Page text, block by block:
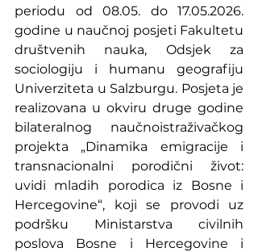
periodu od 08.05. do 17.05.2026.
godine u naučnoj posjeti Fakultetu
društvenih nauka, Odsjek za
sociologiju i humanu geografiju
Univerziteta u Salzburgu. Posjeta je
realizovana u okviru druge godine
bilateralnog naučnoistraživačkog
projekta „Dinamika emigracije i
transnacionalni porodični život:
uvidi mladih porodica iz Bosne i
Hercegovine“, koji se provodi uz
podršku Ministarstva civilnih
poslova Bosne i Hercegovine i